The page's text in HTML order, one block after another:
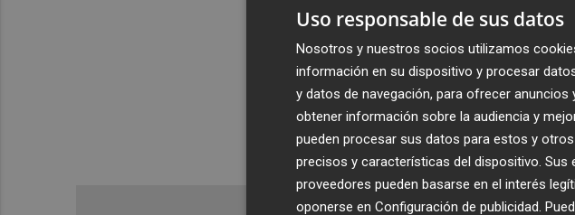
Uso responsable de sus datos
Nosotros y nuestros socios utilizamos
información en su dispositivo y procesar
y datos de navegación, para ofrecer
obtener información sobre la audiencia y
pueden procesar sus datos para estos y
precisos y características del dispositivo.
proveedores pueden basarse en el interés
oponerse en Configuración de publicidad .